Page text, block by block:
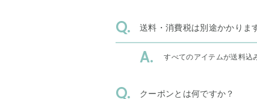
送料・消費税は別途かかりま
すべてのアイテムが送料込
クーポンとは何ですか？